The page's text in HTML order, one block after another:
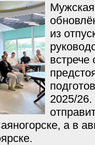
из
встрече
2025/
а в